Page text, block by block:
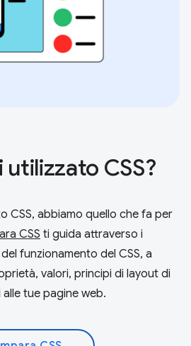
utilizzato CSS?
CSS, abbiamo quello che fa per
CSS ti guida attraverso i
funzionamento del CSS, a
valori, principi di layout di
tue pagine web.